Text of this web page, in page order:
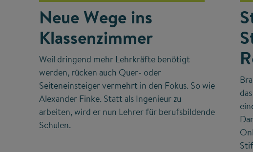
Neue Wege ins
Klassenzimmer
Weil dringend mehr Lehrkräfte benötigt
werden, rücken auch Quer- oder
Seiteneinsteiger vermehrt in den Fokus. So wie
Alexander Finke. Statt als Ingenieur zu
arbeiten, wird er nun Lehrer für berufsbildende
Schulen.